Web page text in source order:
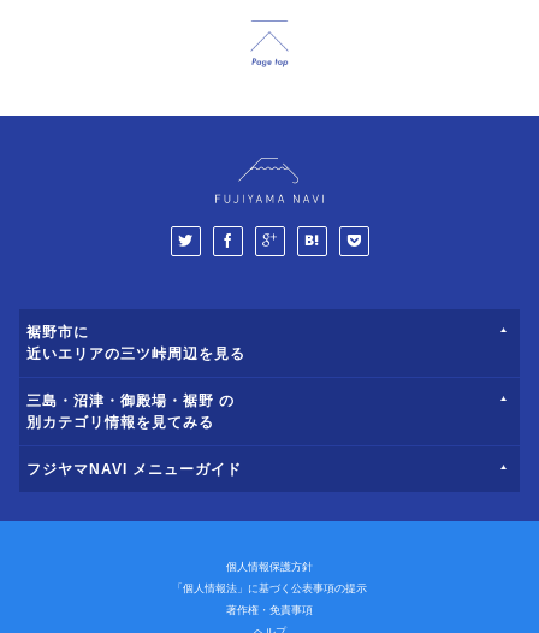
裾野市に
近いエリアの三ツ峠周辺を見る
三島・沼津・御殿場・裾野 の
別カテゴリ情報を見てみる
フジヤマNAVI メニューガイド
個人情報保護方針
「個人情報法」に基づく公表事項の提示
著作権・免責事項